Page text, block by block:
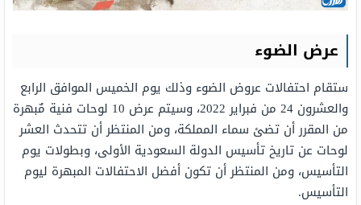
عرض الضوء
ستقام احتفالات عروض الضوء وذلك يوم الخميس الموافق الرابع
والعشرون 24 من فبراير 2022، وسيتم عرض 10 لوحات فنية مٌبهرة
من المقرر أن تضئ سماء المملكة، ومن المنتظر أن تتحدث العشر
لوحات عن تاريخ تأسيس الدولة السعودية الأولى، وبطولات يوم
التأسيس، ومن المنتظر أن تكون أفضل الاحتفالات المبهرة ليوم
التأسيس.